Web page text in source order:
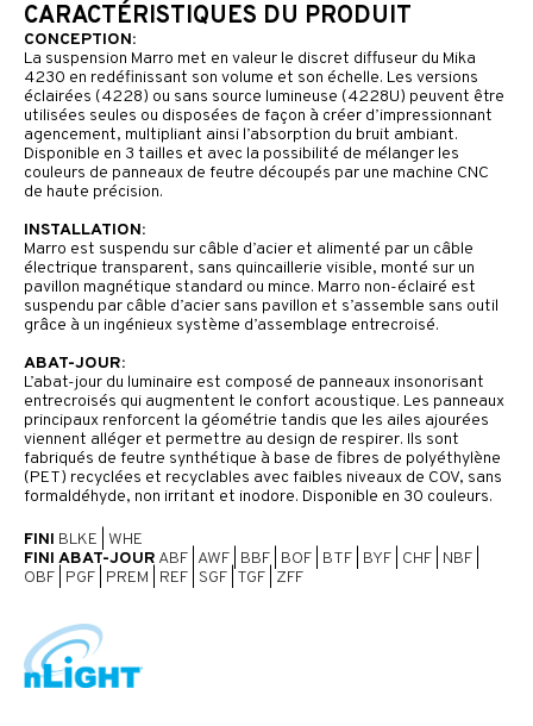
CARACTÉRISTIQUES DU PRODUIT
CONCEPTION:
La suspension Marro met en valeur le discret diffuseur du Mika
4230 en redéfinissant son volume et son échelle. Les versions
éclairées (4228) ou sans source lumineuse (4228U) peuvent être
utilisées seules ou disposées de façon à créer d’impressionnant
agencement, multipliant ainsi l’absorption du bruit ambiant.
Disponible en 3 tailles et avec la possibilité de mélanger les
couleurs de panneaux de feutre découpés par une machine CNC
de haute précision.
INSTALLATION:
Marro est suspendu sur câble d’acier et alimenté par un câble
électrique transparent, sans quincaillerie visible, monté sur un
pavillon magnétique standard ou mince. Marro non-éclairé est
suspendu par câble d’acier sans pavillon et s’assemble sans outil
grâce à un ingénieux système d’assemblage entrecroisé.
ABAT-JOUR:
L’abat-jour du luminaire est composé de panneaux insonorisant
entrecroisés qui augmentent le confort acoustique. Les panneaux
principaux renforcent la géométrie tandis que les ailes ajourées
viennent alléger et permettre au design de respirer. Ils sont
fabriqués de feutre synthétique à base de fibres de polyéthylène
(PET) recyclées et recyclables avec faibles niveaux de COV, sans
formaldéhyde, non irritant et inodore. Disponible en 30 couleurs.
FINI BLKE WHE
FINI ABAT-JOUR ABF AWF BBF BOF BTF BYF CHF NBF
OBF PGF PREM REF SGF TGF ZFF